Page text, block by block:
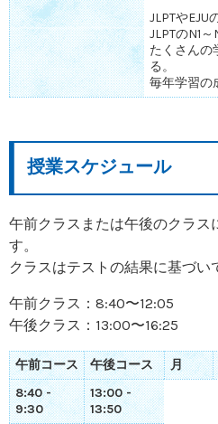
JLPTやEJU
JLPTのN1
たくさんの
る。
毎年学習の
授業スケジュール
午前クラスまたは午後のクラス
す。
クラスはテストの結果に基づい
午前クラス：8:40〜12:05
午後クラス：13:00〜16:25
午前コース 午後コース 月
8:40 -
9:30
13:00 -
13:50